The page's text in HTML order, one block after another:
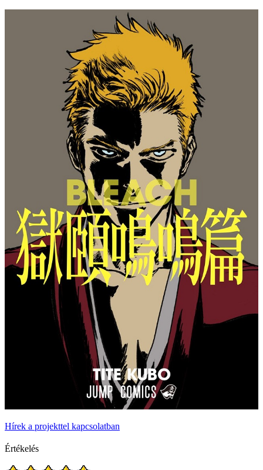
Hírek a projekttel kapcsolatban
Értékelés